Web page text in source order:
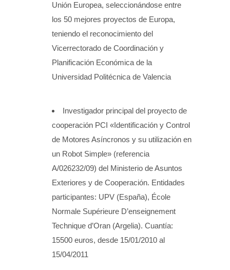
Unión Europea, seleccionándose entre
los 50 mejores proyectos de Europa,
teniendo el reconocimiento del
Vicerrectorado de Coordinación y
Planificación Económica de la
Universidad Politécnica de Valencia
Investigador principal del proyecto de
cooperación PCI «Identificación y Control
de Motores Asíncronos y su utilización en
un Robot Simple» (referencia
A/026232/09) del Ministerio de Asuntos
Exteriores y de Cooperación. Entidades
participantes: UPV (España), École
Normale Supérieure D’enseignement
Technique d’Oran (Argelia). Cuantía:
15500 euros, desde 15/01/2010 al
15/04/2011